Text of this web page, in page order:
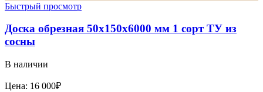
Быстрый просмотр
Доска обрезная 50х150х6000 мм 1 сорт ТУ из
сосны
В наличии
Цена: 16 000₽